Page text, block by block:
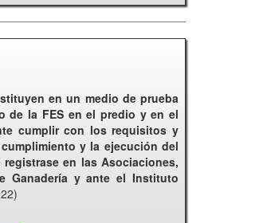
en un medio de prueba
de la FES en el predio y en el
cumplir con los requisitos y
y la ejecución del
en las Asociaciones,
Ganadería y ante el Instituto